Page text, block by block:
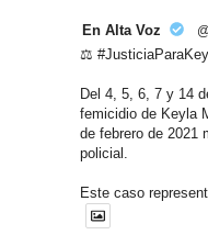
En Alta Voz
⚖️
Del 4, 5, 6, 7 y 14
femicidio de Keyla
de febrero de 2021
policial.
Este caso